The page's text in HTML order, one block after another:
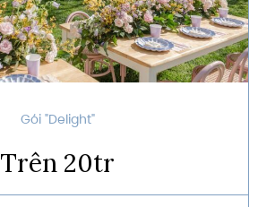
Gói "Delight"
Trên 20tr